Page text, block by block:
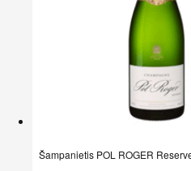
Šampanietis POL ROGER